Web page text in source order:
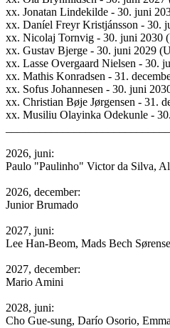
xx. Jonatan Lindekilde - 30. juni
xx. Daníel Freyr Kristjánsson - 30.
xx. Nicolaj Tornvig - 30. juni 2030
xx. Gustav Bjerge - 30. juni 2029
xx. Lasse Overgaard Nielsen - 30.
xx. Mathis Konradsen - 31.
xx. Sofus Johannesen - 30. juni
xx. Christian Bøje Jørgensen - 31.
xx. Musiliu Olayinka Odekunle -
2026, juni:
Paulo "Paulinho" Victor da Silva,
2026, december:
Junior Brumado
2027, juni:
Lee Han-Beom, Mads Bech
2027, december:
Mario Amini
2028, juni:
Cho Gue-sung, Darío Osorio,